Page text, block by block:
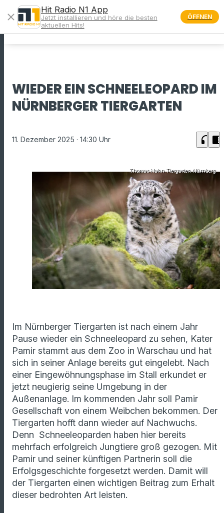
menu
WIEDER EIN SCHNEELEOPARD IM
NÜRNBERGER TIERGARTEN
11. Dezember 2025 · 14:30 Uhr headphones chrome_reader_mode
Thomas Hahn Tiergarten Nürnberg
Im Nürnberger Tiergarten ist nach einem Jahr
Pause wieder ein Schneeleopard zu sehen, Kater
Pamir stammt aus dem Zoo in Warschau und hat
sich in seiner Anlage bereits gut eingelebt. Nach
einer Eingewöhnungsphase im Stall erkundet er
jetzt neugierig seine Umgebung in der
Außenanlage. Im kommenden Jahr soll Pamir
Gesellschaft von einem Weibchen bekommen. Der
Tiergarten hofft dann wieder auf Nachwuchs.
Denn Schneeleoparden haben hier bereits
mehrfach erfolgreich Jungtiere groß gezogen. Mit
Pamir und seiner künftigen Partnerin soll die
Erfolgsgeschichte forgesetzt werden. Damit will
der Tiergarten einen wichtigen Beitrag zum Erhalt
dieser bedrohten Art leisten.
close
Hit Radio N1 App
Jetzt installieren und höre die besten
aktuellen Hits!
ÖFFNEN